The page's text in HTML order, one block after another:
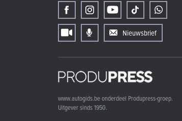
Nieuwsbrief
www.autogids.be onderdeel Produpress-groep.
Uitgever sinds 1950.